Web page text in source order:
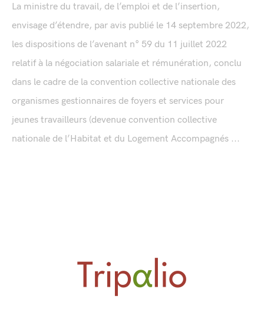
La ministre du travail, de l’emploi et de l’insertion,
envisage d’étendre, par avis publié le 14 septembre 2022,
les dispositions de l’avenant n° 59 du 11 juillet 2022
relatif à la négociation salariale et rémunération, conclu
dans le cadre de la convention collective nationale des
organismes gestionnaires de foyers et services pour
jeunes travailleurs (devenue convention collective
nationale de l’Habitat et du Logement Accompagnés ...